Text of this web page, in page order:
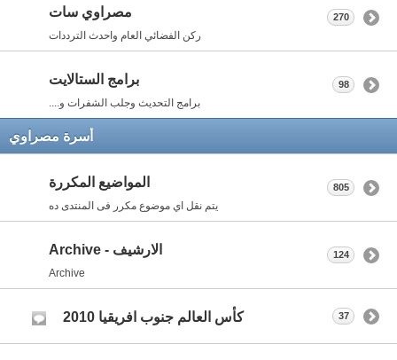
مصراوي سات
ركن الفضائي العام واحدث الترددات
270
برامج الستالايت
برامج التحديث وجلب الشفرات و....
98
أسرة مصراوي
المواضيع المكررة
يتم نقل اي موضوع مكرر فى المنتدى ده
805
الارشيف - Archive
Archive
124
كأس العالم جنوب افريقيا 2010 37